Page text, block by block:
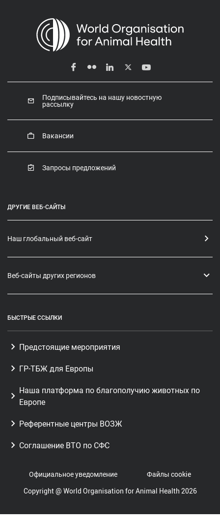
Подписывайтесь на нашу новостную
рассылку
Вакансии
Запросы предложений
ДРУГИЕ ВЕБ-САЙТЫ
Наш глобальный веб-сайт
Веб-сайты других регионов
БЫСТРЫЕ ССЫЛКИ
Предстоящие мероприятия
ГР-ТБЖ для Европы
Наша платформа по благополучию животных по
Европе
Референтные центры ВОЗЖ
Соглашение ВТО по СФС
Официальное уведомление
Файлы cookie
Copyright @ World Organisation for Animal Health 2026